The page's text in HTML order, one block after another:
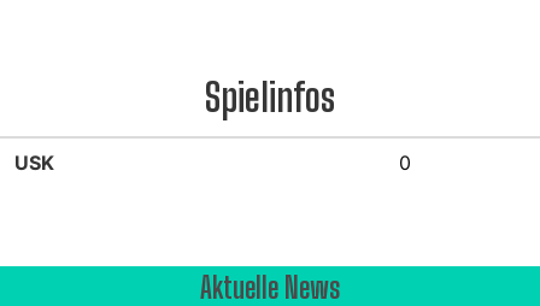
Spielinfos
USK 0
Aktuelle News